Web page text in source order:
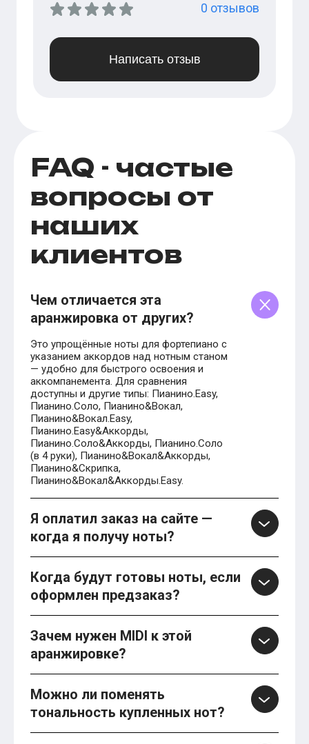
0 отзывов
Написать отзыв
FAQ - частые
вопросы от
наших
клиентов
Чем отличается эта
аранжировка от других?
Это упрощённые ноты для фортепиано с
указанием аккордов над нотным станом
— удобно для быстрого освоения и
аккомпанемента. Для сравнения
доступны и другие типы: Пианино.Easy,
Пианино.Соло, Пианино&Вокал,
Пианино&Вокал.Easy,
Пианино.Easy&Аккорды,
Пианино.Соло&Аккорды, Пианино.Соло
(в 4 руки), Пианино&Вокал&Аккорды,
Пианино&Скрипка,
Пианино&Вокал&Аккорды.Easy.
Я оплатил заказ на сайте —
когда я получу ноты?
Когда будут готовы ноты, если
оформлен предзаказ?
Зачем нужен MIDI к этой
аранжировке?
Можно ли поменять
тональность купленных нот?